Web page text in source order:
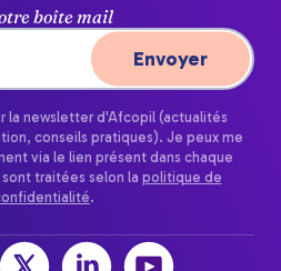
boîte mail
la newsletter d'Afcopil (actualités
conseils pratiques). Je peux me
via le lien présent dans chaque
traitées selon la politique de
.